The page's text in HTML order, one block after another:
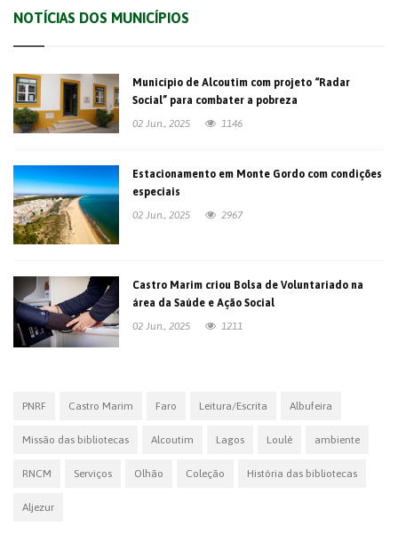
NOTÍCIAS DOS MUNICÍPIOS
Município de Alcoutim com projeto “Radar
Social” para combater a pobreza
02 Jun., 2025
1146
Estacionamento em Monte Gordo com condições
especiais
02 Jun., 2025
2967
Castro Marim criou Bolsa de Voluntariado na
área da Saúde e Ação Social
02 Jun., 2025
1211
PNRF Castro Marim Faro Leitura/Escrita Albufeira
Missão das bibliotecas Alcoutim Lagos Loulé ambiente
RNCM Serviços Olhão Coleção História das bibliotecas
Aljezur